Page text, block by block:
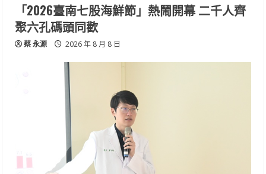
「2026臺南七股海鮮節」熱鬧開幕 二千人齊
聚六孔碼頭同歡
蔡 永源 2026 年 8 月 8 日